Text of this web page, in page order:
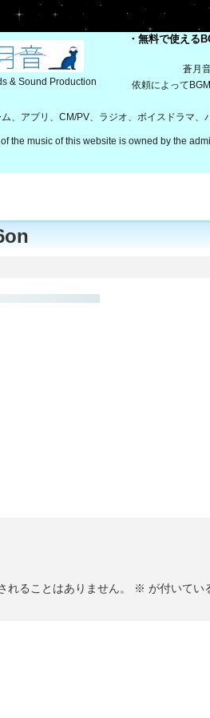
& Sound Production
・無料で使える
蒼月
依頼によって
、アプリ、CM/PV、ラジオ、ボイスドラマ
the music of this website is owned by the
れることはありません。 ※ が付いてい